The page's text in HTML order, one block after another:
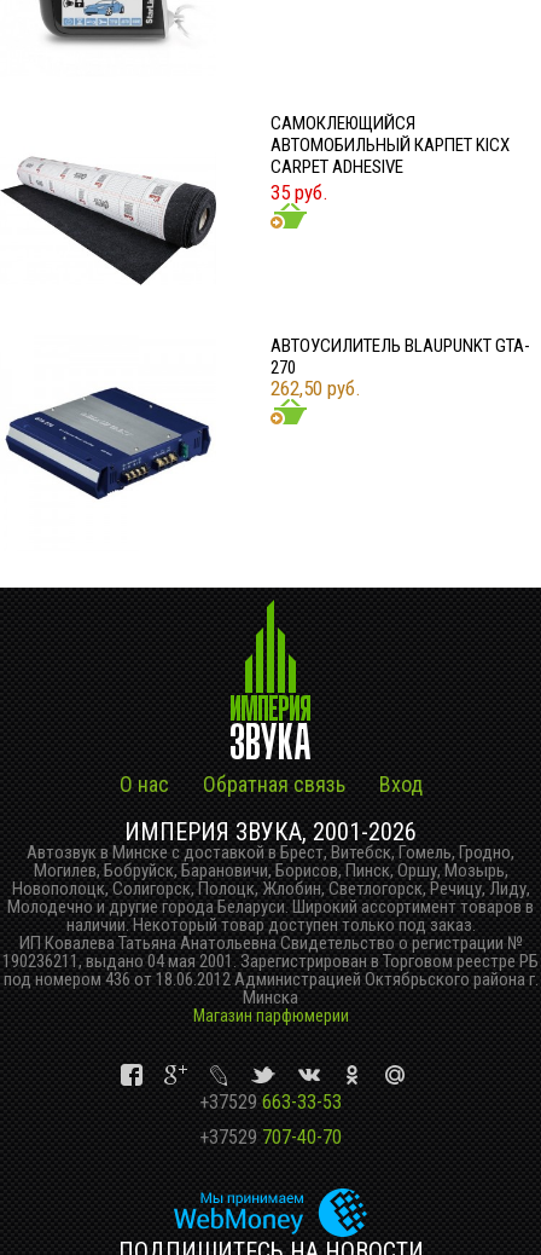
CАМОКЛЕЮЩИЙСЯ
АВТОМОБИЛЬНЫЙ КАРПЕТ KICX
CARPET ADHESIVE
35 руб.
АВТОУСИЛИТЕЛЬ BLAUPUNKT GTA-
270
262,50 руб.
О нас Обратная связь Вход
ИМПЕРИЯ ЗВУКА, 2001-2026
Автозвук в Минске с доставкой в Брест, Витебск, Гомель, Гродно,
Могилев, Бобруйск, Барановичи, Борисов, Пинск, Оршу, Мозырь,
Новополоцк, Солигорск, Полоцк, Жлобин, Светлогорск, Речицу, Лиду,
Молодечно и другие города Беларуси. Широкий ассортимент товаров в
наличии. Некоторый товар доступен только под заказ.
ИП Ковалева Татьяна Анатольевна Свидетельство о регистрации №
190236211, выдано 04 мая 2001. Зарегистрирован в Торговом реестре РБ
под номером 436 от 18.06.2012 Администрацией Октябрьского района г.
Минска
Магазин парфюмерии
+37529 663-33-53
+37529 707-40-70